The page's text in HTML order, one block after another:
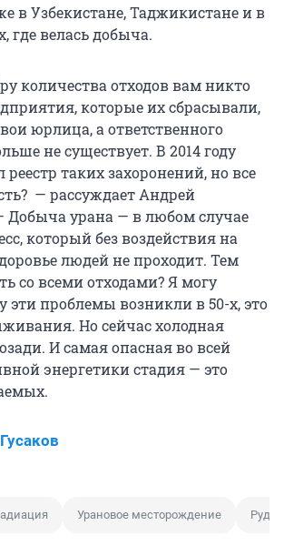
в Узбекистане, Таджикистане и в
где велась добыча.
количества отходов вам никто
которые их сбрасывали,
юрлица, а ответственного
не существует. В 2014 году
реестр таких захоронений, но все
— рассуждает Андрей
Добыча урана — в любом случае
который без воздействия на
людей не проходит. Тем
со всеми отходами? Я могу
эти проблемы возникли в 50-х, это
Но сейчас холодная
И самая опасная во всей
энергетики стадия — это
Урановое месторождение